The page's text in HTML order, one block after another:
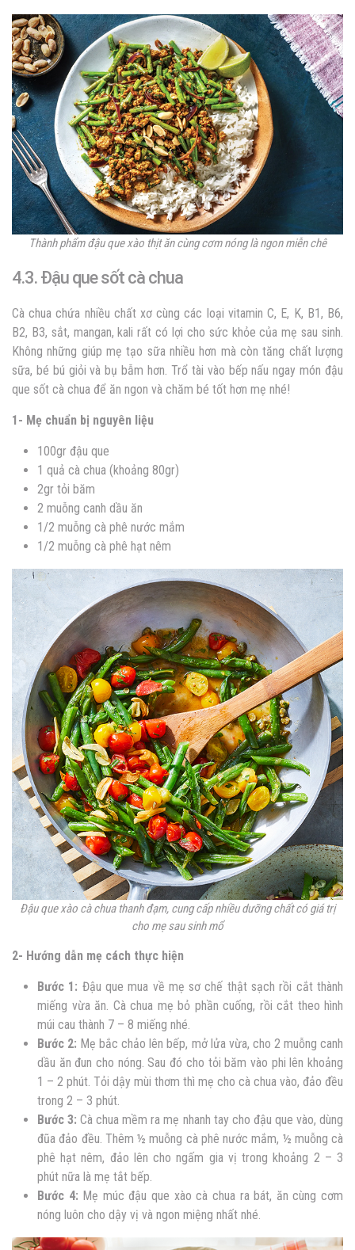
Thành phẩm đậu que xào thịt ăn cùng cơm nóng là ngon miễn chê
4.3. Đậu que sốt cà chua
Cà chua chứa nhiều chất xơ cùng các loại vitamin C, E, K, B1, B6,
B2, B3, sắt, mangan, kali rất có lợi cho sức khỏe của mẹ sau sinh.
Không những giúp mẹ tạo sữa nhiều hơn mà còn tăng chất lượng
sữa, bé bú giỏi và bụ bẫm hơn. Trổ tài vào bếp nấu ngay món đậu
que sốt cà chua để ăn ngon và chăm bé tốt hơn mẹ nhé!
1- Mẹ chuẩn bị nguyên liệu
100gr đậu que
1 quả cà chua (khoảng 80gr)
2gr tỏi băm
2 muỗng canh dầu ăn
1/2 muỗng cà phê nước mắm
1/2 muỗng cà phê hạt nêm
Đậu que xào cà chua thanh đạm, cung cấp nhiều dưỡng chất có giá trị
cho mẹ sau sinh mổ
2- Hướng dẫn mẹ cách thực hiện
Bước 1: Đậu que mua về mẹ sơ chế thật sạch rồi cắt thành
miếng vừa ăn. Cà chua mẹ bỏ phần cuống, rồi cắt theo hình
múi cau thành 7 – 8 miếng nhé.
Bước 2: Mẹ bắc chảo lên bếp, mở lửa vừa, cho 2 muỗng canh
dầu ăn đun cho nóng. Sau đó cho tỏi băm vào phi lên khoảng
1 – 2 phút. Tỏi dậy mùi thơm thì mẹ cho cà chua vào, đảo đều
trong 2 – 3 phút.
Bước 3: Cà chua mềm ra mẹ nhanh tay cho đậu que vào, dùng
đũa đảo đều. Thêm ½ muỗng cà phê nước mắm, ½ muỗng cà
phê hạt nêm, đảo lên cho ngấm gia vị trong khoảng 2 – 3
phút nữa là mẹ tắt bếp.
Bước 4: Mẹ múc đậu que xào cà chua ra bát, ăn cùng cơm
nóng luôn cho dậy vị và ngon miệng nhất nhé.